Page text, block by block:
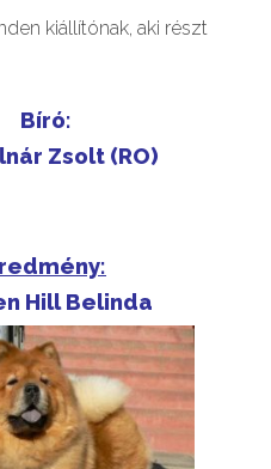
kiállítónak, aki részt
Bíró:
Zsolt (RO)
Hill Belinda